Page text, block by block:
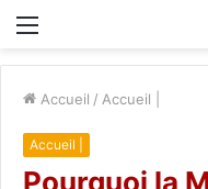
Menu
Accueil / Accueil |
Accueil |
Pourquoi la